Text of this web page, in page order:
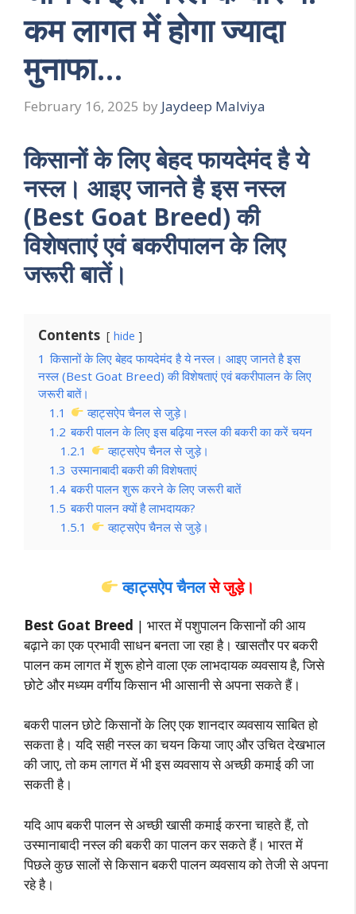
कम लागत में होगा ज्यादा
मुनाफा…
February 16, 2025 by Jaydeep Malviya
किसानों के लिए बेहद फायदेमंद है ये
नस्ल। आइए जानते है इस नस्ल
(Best Goat Breed) की
विशेषताएं एवं बकरीपालन के लिए
जरूरी बातें।
Contents hide
1 किसानों के लिए बेहद फायदेमंद है ये नस्ल। आइए जानते है इस
नस्ल (Best Goat Breed) की विशेषताएं एवं बकरीपालन के लिए
जरूरी बातें।
1.1
व्हाट्सऐप चैनल से जुड़े।
1.2 बकरी पालन के लिए इस बढ़िया नस्ल की बकरी का करें चयन
1.2.1
व्हाट्सऐप चैनल से जुड़े।
1.3 उस्मानाबादी बकरी की विशेषताएं
1.4 बकरी पालन शुरू करने के लिए जरूरी बातें
1.5 बकरी पालन क्यों है लाभदायक?
1.5.1
व्हाट्सऐप चैनल से जुड़े।
व्हाट्सऐप चैनलसे जुड़े।
Best Goat Breed | भारत में पशुपालन किसानों की आय
बढ़ाने का एक प्रभावी साधन बनता जा रहा है। खासतौर पर बकरी
पालन कम लागत में शुरू होने वाला एक लाभदायक व्यवसाय है, जिसे
छोटे और मध्यम वर्गीय किसान भी आसानी से अपना सकते हैं।
बकरी पालन छोटे किसानों के लिए एक शानदार व्यवसाय साबित हो
सकता है। यदि सही नस्ल का चयन किया जाए और उचित देखभाल
की जाए, तो कम लागत में भी इस व्यवसाय से अच्छी कमाई की जा
सकती है।
यदि आप बकरी पालन से अच्छी खासी कमाई करना चाहते हैं, तो
उस्मानाबादी नस्ल की बकरी का पालन कर सकते हैं। भारत में
पिछले कुछ सालों से किसान बकरी पालन व्यवसाय को तेजी से अपना
रहे है।